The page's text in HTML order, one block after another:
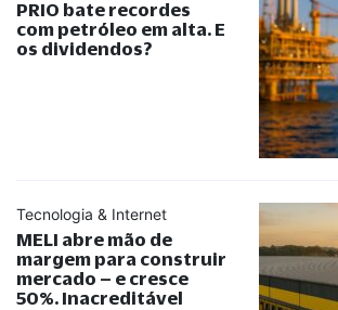
PRIO bate recordes
com petróleo em alta. E
os dividendos?
Tecnologia & Internet
MELI abre mão de
margem para construir
mercado – e cresce
50%. Inacreditável